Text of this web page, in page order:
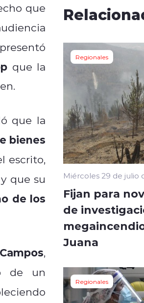
que
presentó
que la
que la
bienes
escrito,
y que su
de los
,
de un
Regionales
Miércoles 29 de julio
Fijan para
de
Juana
Regionales